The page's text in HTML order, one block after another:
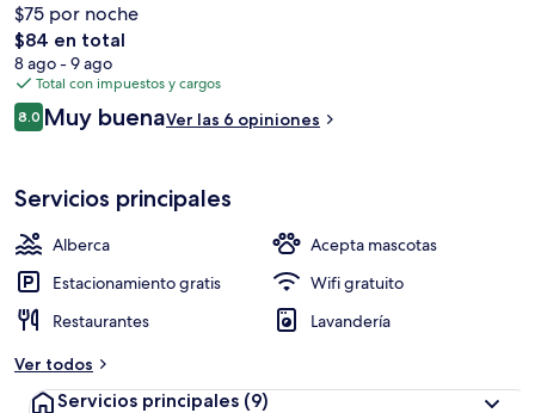
$75 por noche
El
precio
total
es
de
$84 en total
8 ago - 9 ago
Total con impuestos y cargos
Opiniones
8.08.0 de 10,
Muy buenaVer las 6 opiniones
Servicios principales
Alberca
Acepta mascotas
Estacionamiento gratis
Wifi gratuito
Restaurantes
Lavandería
Ver todos
Servicios principales (9)